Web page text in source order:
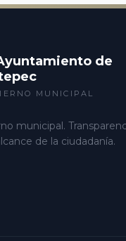
de
MUNICIPAL
municipal.
de la ciudadanía.